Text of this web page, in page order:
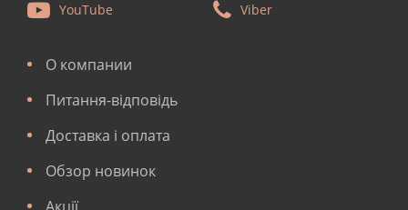
YouTube Viber
О компании
Питання-відповідь
Доставка і оплата
Обзор новинок